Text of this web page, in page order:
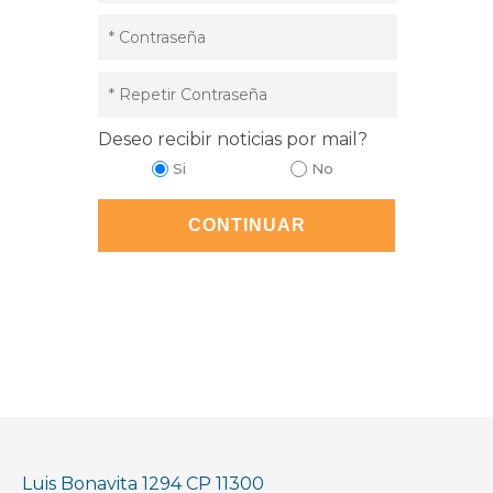
Deseo recibir noticias por mail?
Si No
Luis Bonavita 1294 CP 11300